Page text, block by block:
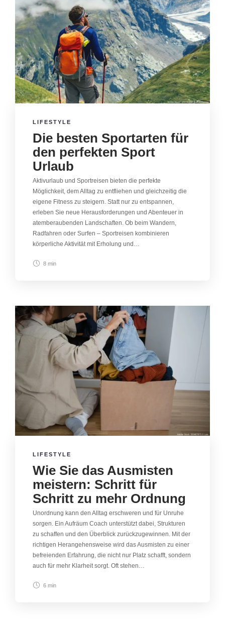
LIFESTYLE
Die besten Sportarten für
den perfekten Sport
Urlaub
Aktivurlaub und Sportreisen bieten die perfekte
Möglichkeit, dem Alltag zu entfliehen und gleichzeitig die
eigene Fitness zu steigern. Statt nur zu entspannen,
erleben Sie neue Herausforderungen und Abenteuer in
atemberaubenden Landschaften. Ob beim Wandern,
Radfahren oder Surfen – Sportreisen kombinieren
körperliche Aktivität mit Erholung und…
8 min
LIFESTYLE
Wie Sie das Ausmisten
meistern: Schritt für
Schritt zu mehr Ordnung
Unordnung kann den Alltag erschweren und für Unruhe
sorgen. Ein Aufräum Coach unterstützt dabei, Strukturen
zu schaffen und den Überblick zurückzugewinnen. Mit der
richtigen Herangehensweise wird das Ausmisten zu einer
befreienden Erfahrung, die nicht nur Platz schafft, sondern
auch für mehr Klarheit sorgt. Oft stehen…
6 min